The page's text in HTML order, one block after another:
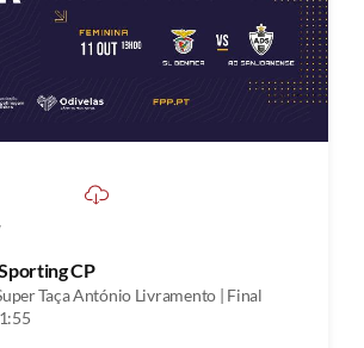
CP
Taça António Livramento | Final